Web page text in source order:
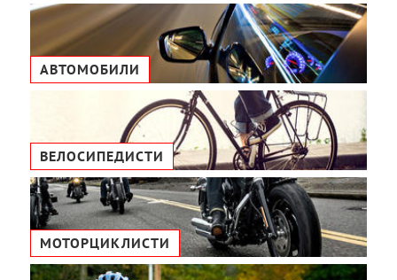
АВТОМОБИЛИ
ВЕЛОСИПЕДИСТИ
МОТОРЦИКЛИСТИ